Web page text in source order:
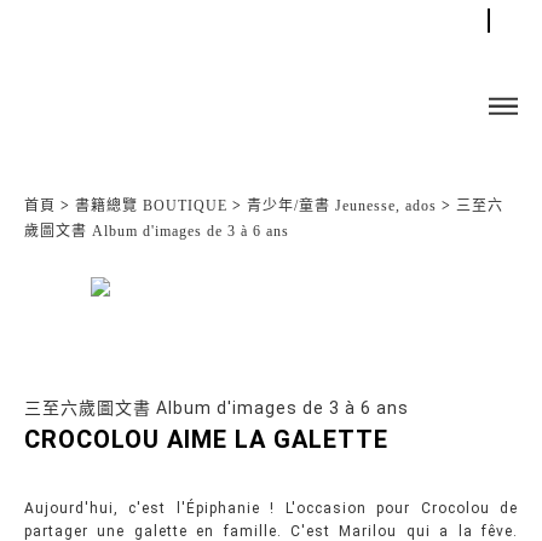
首頁 > 書籍總覽 BOUTIQUE > 青少年/童書 Jeunesse, ados > 三至六
歲圖文書 Album d'images de 3 à 6 ans
三至六歲圖文書 Album d'images de 3 à 6 ans
CROCOLOU AIME LA GALETTE
Aujourd'hui, c'est l'Épiphanie ! L'occasion pour Crocolou de
partager une galette en famille. C'est Marilou qui a la fêve.